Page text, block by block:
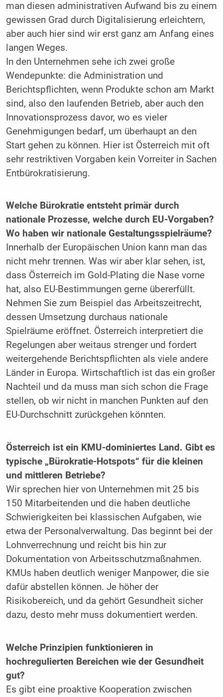
man diesen administrativen Aufwand bis zu einem
gewissen Grad durch Digitalisierung erleichtern,
aber auch hier sind wir erst ganz am Anfang eines
langen Weges.
In den Unternehmen sehe ich zwei große
Wendepunkte: die Administration und
Berichtspflichten, wenn Produkte schon am Markt
sind, also den laufenden Betrieb, aber auch den
Innovationsprozess davor, wo es vieler
Genehmigungen bedarf, um überhaupt an den
Start gehen zu können. Hier ist Österreich mit oft
sehr restriktiven Vorgaben kein Vorreiter in Sachen
Entbürokratisierung.
Welche Bürokratie entsteht primär durch
nationale Prozesse, welche durch EU-Vorgaben?
Wo haben wir nationale Gestaltungsspielräume?
Innerhalb der Europäischen Union kann man das
nicht mehr trennen. Was wir aber klar sehen, ist,
dass Österreich im Gold-Plating die Nase vorne
hat, also EU-Bestimmungen gerne übererfüllt.
Nehmen Sie zum Beispiel das Arbeitszeitrecht,
dessen Umsetzung durchaus nationale
Spielräume eröffnet. Österreich interpretiert die
Regelungen aber weitaus strenger und fordert
weitergehende Berichtspflichten als viele andere
Länder in Europa. Wirtschaftlich ist das ein großer
Nachteil und da muss man sich schon die Frage
stellen, ob wir nicht in manchen Punkten auf den
EU-Durchschnitt zurückgehen könnten.
Österreich ist ein KMU-dominiertes Land. Gibt es
typische „Bürokratie-Hotspots“ für die kleinen
und mittleren Betriebe?
Wir sprechen hier von Unternehmen mit 25 bis
150 Mitarbeitenden und die haben deutliche
Schwierigkeiten bei klassischen Aufgaben, wie
etwa der Personalverwaltung. Das beginnt bei der
Lohnverrechnung und reicht bis hin zur
Dokumentation von Arbeitsschutzmaßnahmen.
KMUs haben deutlich weniger Manpower, die sie
dafür abstellen können. Je höher der
Risikobereich, und da gehört Gesundheit sicher
dazu, desto mehr muss dokumentiert werden.
Welche Prinzipien funktionieren in
hochregulierten Bereichen wie der Gesundheit
gut?
Es gibt eine proaktive Kooperation zwischen